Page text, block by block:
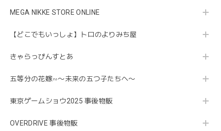
MEGA NIKKE STORE ONLINE
【どこでもいっしょ】トロのよりみち屋
きゃらっぴんすとあ
五等分の花嫁∽〜未来の五つ子たちへ〜
東京ゲームショウ2025 事後物販
OVERDRIVE 事後物販